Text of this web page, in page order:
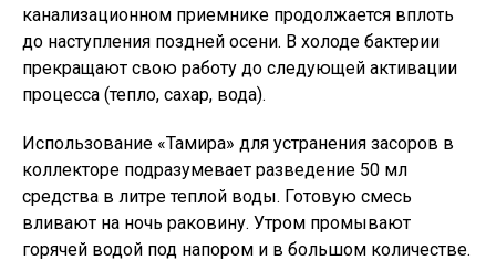
канализационном приемнике продолжается вплоть
до наступления поздней осени. В холоде бактерии
прекращают свою работу до следующей активации
процесса (тепло, сахар, вода).
Использование «Тамира» для устранения засоров в
коллекторе подразумевает разведение 50 мл
средства в литре теплой воды. Готовую смесь
вливают на ночь раковину. Утром промывают
горячей водой под напором и в большом количестве.